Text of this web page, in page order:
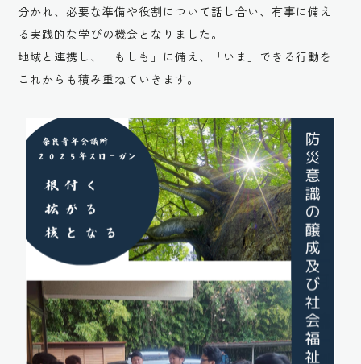
分かれ、必要な準備や役割について話し合い、有事に備え
る実践的な学びの機会となりました。
地域と連携し、「もしも」に備え、「いま」できる行動を
これからも積み重ねていきます。